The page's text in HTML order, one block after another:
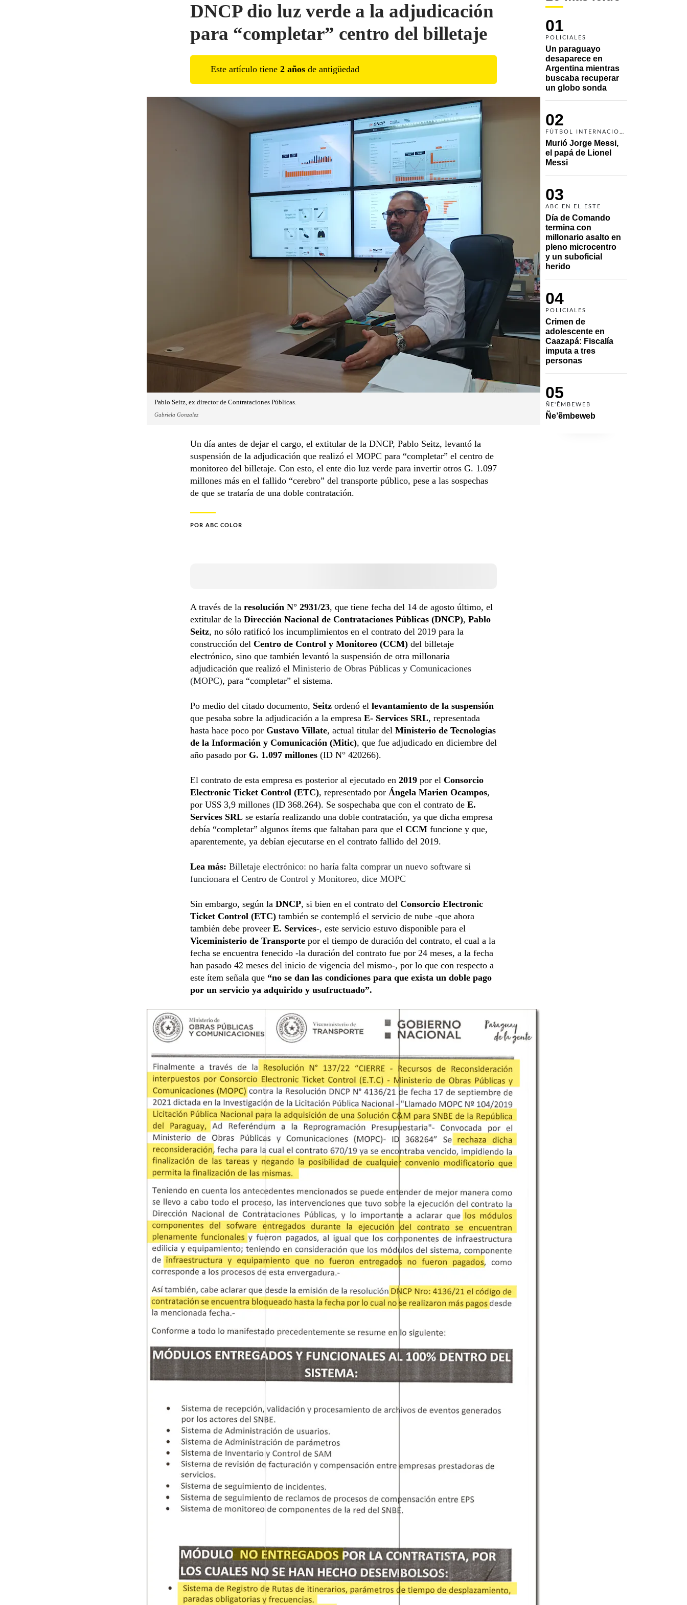
01
POLICIALES
Un paraguayo
desaparece en
Argentina mientras
buscaba recuperar
un globo sonda
02
Murió Jorge Messi,
el papá de Lionel
Messi
03
ABC EN EL ESTE
Día de Comando
termina con
millonario asalto en
pleno microcentro
y un suboficial
herido
04
POLICIALES
Crimen de
adolescente en
Caazapá: Fiscalía
imputa a tres
personas
05
ÑE'ẼMBEWEB
Ñe’ẽmbeweb
DNCP dio luz verde a la adjudicación
para “completar” centro del billetaje
Este artículo tiene 2 años de antigüedad
Pablo Seitz, ex director de Contrataciones Públicas.
Gabriela Gonzalez
Un día antes de dejar el cargo, el extitular de la DNCP, Pablo Seitz, levantó la
suspensión de la adjudicación que realizó el MOPC para “completar” el centro de
monitoreo del billetaje. Con esto, el ente dio luz verde para invertir otros G. 1.097
millones más en el fallido “cerebro” del transporte público, pese a las sospechas
de que se trataría de una doble contratación.
POR ABC COLOR
A través de la resolución N° 2931/23, que tiene fecha del 14 de agosto último, el
extitular de la Dirección Nacional de Contrataciones Públicas (DNCP), Pablo
Seitz, no sólo ratificó los incumplimientos en el contrato del 2019 para la
construcción del Centro de Control y Monitoreo (CCM) del billetaje
electrónico, sino que también levantó la suspensión de otra millonaria
adjudicación que realizó el Ministerio de Obras Públicas y Comunicaciones
(MOPC), para “completar” el sistema.
Po medio del citado documento, Seitz ordenó el levantamiento de la suspensión
que pesaba sobre la adjudicación a la empresa E- Services SRL, representada
hasta hace poco por Gustavo Villate, actual titular del Ministerio de Tecnologías
de la Información y Comunicación (Mitic), que fue adjudicado en diciembre del
año pasado por G. 1.097 millones (ID N° 420266).
El contrato de esta empresa es posterior al ejecutado en 2019 por el Consorcio
Electronic Ticket Control (ETC), representado por Ángela Marien Ocampos,
por US$ 3,9 millones (ID 368.264). Se sospechaba que con el contrato de E.
Services SRL se estaría realizando una doble contratación, ya que dicha empresa
debía “completar” algunos ítems que faltaban para que el CCM funcione y que,
aparentemente, ya debían ejecutarse en el contrato fallido del 2019.
Lea más: Billetaje electrónico: no haría falta comprar un nuevo software si
funcionara el Centro de Control y Monitoreo, dice MOPC
Sin embargo, según la DNCP, si bien en el contrato del Consorcio Electronic
Ticket Control (ETC) también se contempló el servicio de nube -que ahora
también debe proveer E. Services-, este servicio estuvo disponible para el
Viceministerio de Transporte por el tiempo de duración del contrato, el cual a la
fecha se encuentra fenecido -la duración del contrato fue por 24 meses, a la fecha
han pasado 42 meses del inicio de vigencia del mismo-, por lo que con respecto a
este ítem señala que “no se dan las condiciones para que exista un doble pago
por un servicio ya adquirido y usufructuado”.